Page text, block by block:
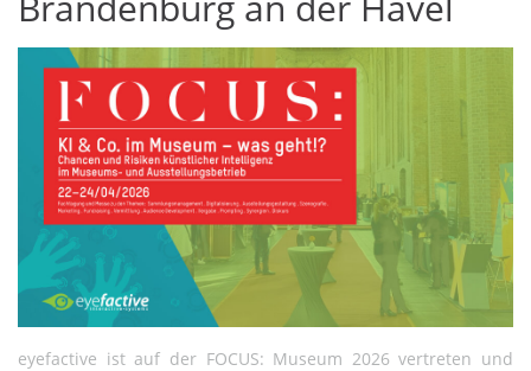
eyefactive ist auf der FOCUS: Museum 2026 vertreten und